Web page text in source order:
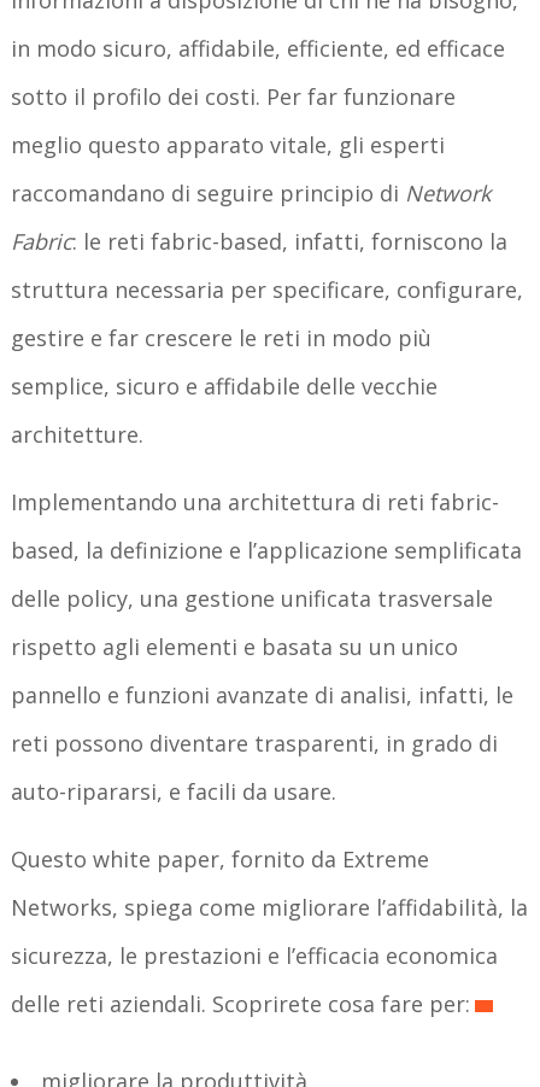
in modo sicuro, affidabile, efficiente, ed efficace
sotto il profilo dei costi. Per far funzionare
meglio questo apparato vitale, gli esperti
raccomandano di seguire principio di Network
Fabric: le reti fabric-based, infatti, forniscono la
struttura necessaria per specificare, configurare,
gestire e far crescere le reti in modo più
semplice, sicuro e affidabile delle vecchie
architetture.
Implementando una architettura di reti fabric-
based, la definizione e l’applicazione semplificata
delle policy, una gestione unificata trasversale
rispetto agli elementi e basata su un unico
pannello e funzioni avanzate di analisi, infatti, le
reti possono diventare trasparenti, in grado di
auto-ripararsi, e facili da usare.
Questo white paper, fornito da Extreme
Networks, spiega come migliorare l’affidabilità, la
sicurezza, le prestazioni e l’efficacia economica
delle reti aziendali. Scoprirete cosa fare per:
migliorare la produttività